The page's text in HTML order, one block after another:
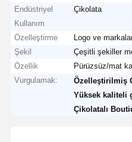
Endüstriyel
Kullanım
Çikolata
Özelleştirme
Logo ve
Şekil
Çeşitli şekiller
Özellik
Pürüzsüz/mat
Vurgulamak:
Özelleştirilmiş
Yüksek kaliteli
Çikolatalı